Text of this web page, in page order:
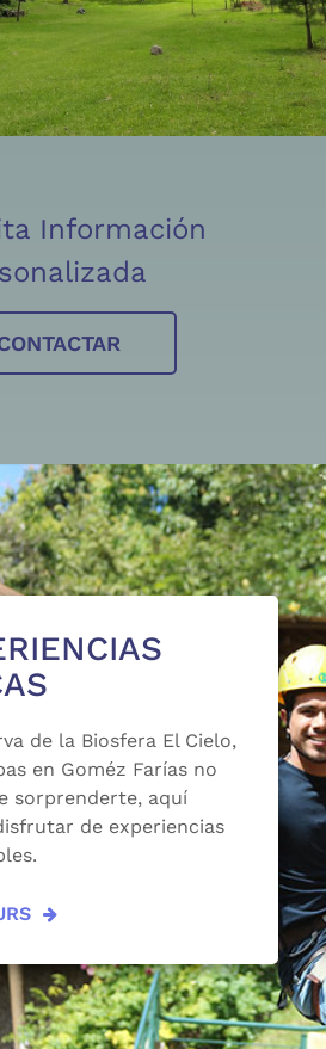
Información
de la Biosfera El Cielo,
en Goméz Farías no
sorprenderte, aquí
de experiencias